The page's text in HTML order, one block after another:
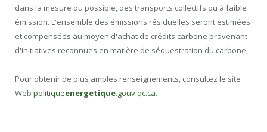
dans la mesure du possible, des transports collectifs ou à faible
émission. L'ensemble des émissions résiduelles seront estimées
et compensées au moyen d'achat de crédits carbone provenant
d'initiatives reconnues en matière de séquestration du carbone.
Pour obtenir de plus amples renseignements, consultez le site
Web politiqueenergetique.gouv.qc.ca.